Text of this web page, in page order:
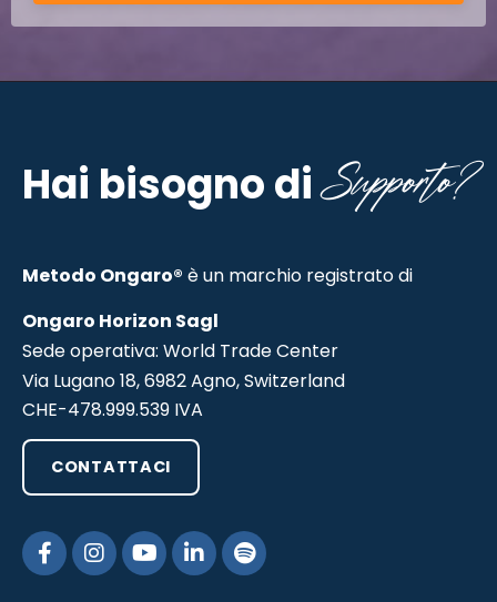
Hai bisogno diSupporto?
Metodo Ongaro® è un marchio registrato di
Ongaro Horizon Sagl
Sede operativa: World Trade Center
Via Lugano 18, 6982 Agno, Switzerland
CHE-478.999.539 IVA
CONTATTACI